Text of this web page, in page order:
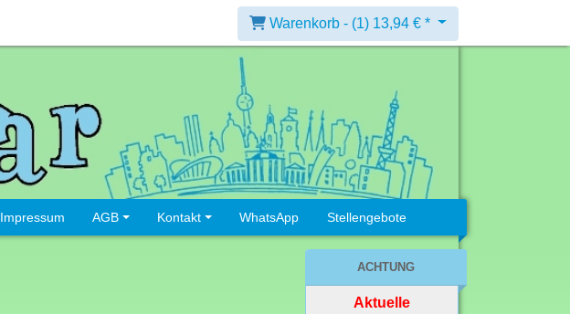
Warenkorb - (1) 13,94 € *
Impressum AGB Kontakt WhatsApp Stellengebote
ACHTUNG
Aktuelle